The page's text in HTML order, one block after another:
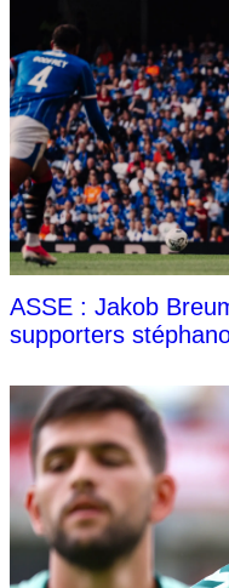
ASSE : Jakob
supporters